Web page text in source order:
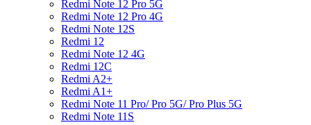
Redmi Note 12 Pro 5G
Redmi Note 12 Pro 4G
Redmi Note 12S
Redmi 12
Redmi Note 12 4G
Redmi 12C
Redmi A2+
Redmi A1+
Redmi Note 11 Pro/ Pro 5G/ Pro Plus 5G
Redmi Note 11S